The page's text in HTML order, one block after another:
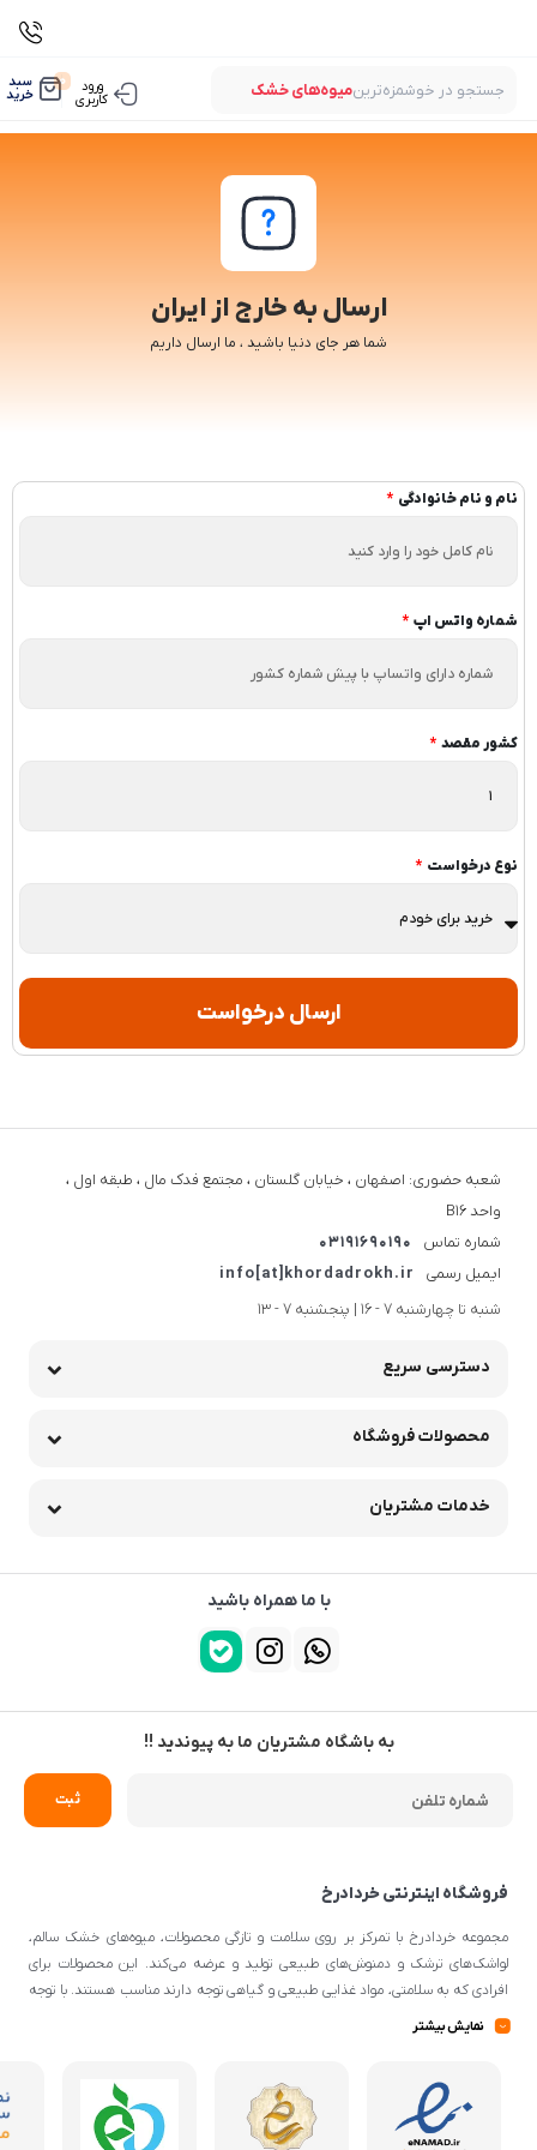
جستجو در خوشمزه‌ترینمیوه‌های خشک
میوه‌های خشک
بستنی‌های خشک
میوه‌های پفکی
لواشک‌های ارگانیک
ورود
کاربری
0 سبد
خرید
ارسال به خارج از ایران
شما هر جای دنیا باشید ، ما ارسال داریم
نام و نام خانوادگی
شماره واتس اپ
کشور مقصد
نوع درخواست
ارسال درخواست
شعبه حضوری: اصفهان ، خیابان گلستان ، مجتمع فدک مال ، طبقه اول ،
واحد B16
شماره تماس
03191690190
ایمیل رسمی
info[at]khordadrokh.ir
شنبه تا چهارشنبه 7 - 16 | پنجشنبه 7 - 13
دسترسی سریع
محصولات فروشگاه
خدمات مشتریان
با ما همراه باشید
به باشگاه مشتریان ما به پیوندید !!
فروشگاه اینترنتی خردادرخ
مجموعه خردادرخ با تمرکز بر روی سلامت و تازگی محصولات، میوه‌های خشک سالم،
لواشک‌های ترشک و دمنوش‌های طبیعی تولید و عرضه می‌کند. این محصولات برای
افرادی که به سلامتی، مواد غذایی طبیعی و گیاهی توجه دارند مناسب هستند. با توجه
به اینکه از مواد اولیه طبیعی و کیفیتی برای تهیه محصولات استفاده می‌شود، می‌توانند
نمایش بیشتر